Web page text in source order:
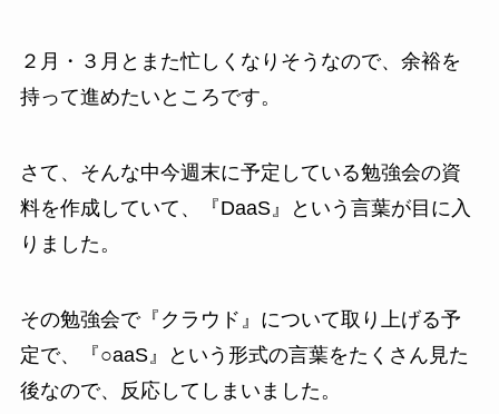
２月・３月とまた忙しくなりそうなので、余裕を
持って進めたいところです。
さて、そんな中今週末に予定している勉強会の資
料を作成していて、『DaaS』という言葉が目に入
りました。
その勉強会で『クラウド』について取り上げる予
定で、『○aaS』という形式の言葉をたくさん見た
後なので、反応してしまいました。